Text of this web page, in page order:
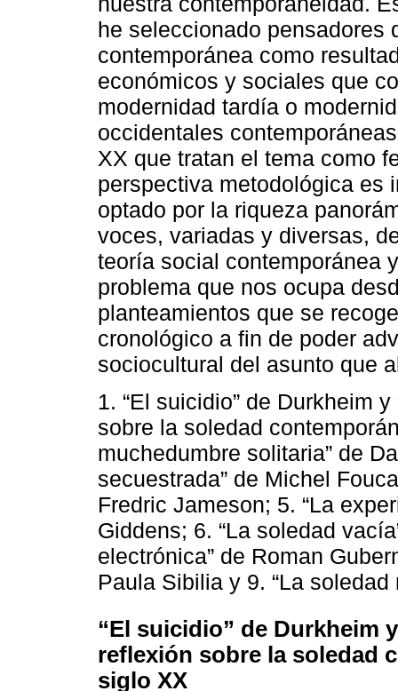
he seleccionado pensadores
contemporánea como
económicos y sociales que
modernidad tardía o
occidentales
XX que tratan el tema como
perspectiva metodológica es
optado por la riqueza
voces, variadas y diversas,
teoría social contemporánea
problema que nos ocupa
planteamientos que se
cronológico a fin de poder
sociocultural del asunto que
1. “El suicidio” de Durkheim
sobre la soledad
muchedumbre solitaria” de
secuestrada” de Michel
Fredric Jameson; 5. “La
Giddens; 6. “La soledad
electrónica” de Roman
Paula Sibilia y 9. “La
“El suicidio” de Durkheim
reflexión sobre la soledad
siglo XX